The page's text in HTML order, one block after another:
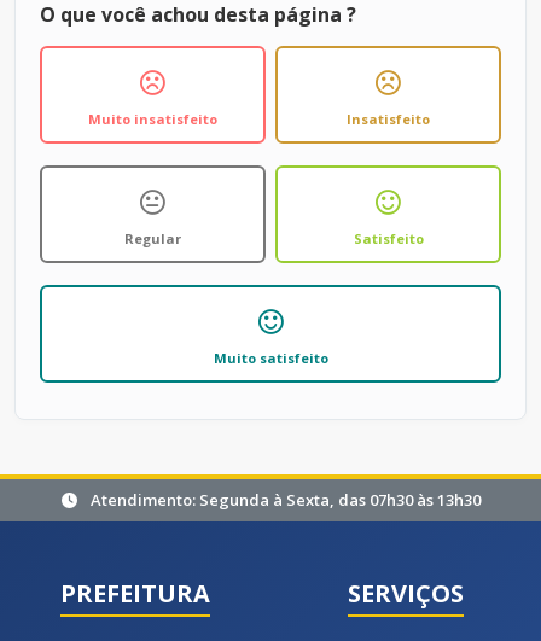
O que você achou desta página ?
Muito insatisfeito Insatisfeito
Regular Satisfeito
Muito satisfeito
Atendimento: Segunda à Sexta, das 07h30 às 13h30
PREFEITURA SERVIÇOS